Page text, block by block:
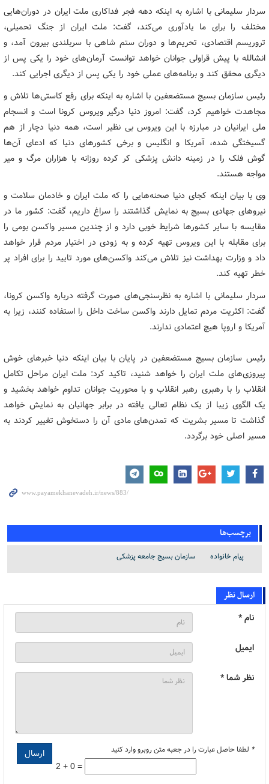
سردار سلیمانی با اشاره به اینکه دهه فجر فداکاری ملت ایران در دوران‌هایی
مختلف را برای ما یادآوری می‌کند، گفت: ملت ایران از جنگ تحمیلی،
تروریسم اقتصادی، تحریم‌ها و دوران ستم شاهی با سربلندی بیرون آمد، و
انشالله با پیش قراولی جوانان خواهد توانست آرمان‌های خود را یکی پس از
دیگری محقق کند و برنامه‌های عملی خود را یکی پس از دیگری اجرایی کند.
رئیس سازمان بسیج مستضعفین با اشاره به اینکه برای رفع کاستی‌ها تلاش و
مجاهدت خواهیم کرد، گفت: امروز دنیا درگیر ویروس کرونا است و انسجام
ملی ایرانیان در مبارزه با این ویروس بی نظیر است، همه دنیا دچار از هم
گسیختگی شده، آمریکا و انگلیس و برخی کشورهای دنیا که ادعای آن‌ها
گوش فلک را در زمینه دانش پزشکی کر کرده روزانه با هزاران مرگ و میر
مواجه هستند.
وی با بیان اینکه کجای دنیا صحنه‌هایی را که ملت ایران و خادمان سلامت و
نیروهای جهادی بسیج به نمایش گذاشتند را سراغ داریم، گفت: کشور ما در
مقایسه با سایر کشورها شرایط خوبی دارد و از چندین مسیر واکسن بومی را
برای مقابله با این ویروس تهیه کرده و به زودی در اختیار مردم قرار خواهد
داد و وزارت بهداشت نیز تلاش می‌کند واکسن‌های مورد تایید را برای افراد پر
خطر تهیه کند.
سردار سلیمانی با اشاره به نظرسنجی‌های صورت گرفته درباره واکسن کرونا،
گفت: اکثریت مردم تمایل دارند واکسن ساخت داخل را استفاده کنند، زیرا به
آمریکا و اروپا هیچ اعتمادی ندارند.
رئیس سازمان بسیج مستضعفین در پایان با بیان اینکه دنیا خبرهای خوش
پیروزی‌های ملت ایران را خواهد شنید، تاکید کرد: ملت ایران مراحل تکامل
انقلاب را با رهبری رهبر انقلاب و با محوریت جوانان تداوم خواهد بخشید و
یک الگوی زیبا از یک نظام تعالی یافته در برابر جهانیان به نمایش خواهد
گذاشت تا مسیر بشریت که تمدن‌های مادی آن را دستخوش تغییر کردند به
مسیر اصلی خود برگردد.
برچسب‌ها
پیام خانواده سازمان بسیج جامعه پزشکی
ارسال نظر
نام *
ایمیل
نظر شما *
* لطفا حاصل عبارت را در جعبه متن روبرو وارد کنید
2 + 0 =